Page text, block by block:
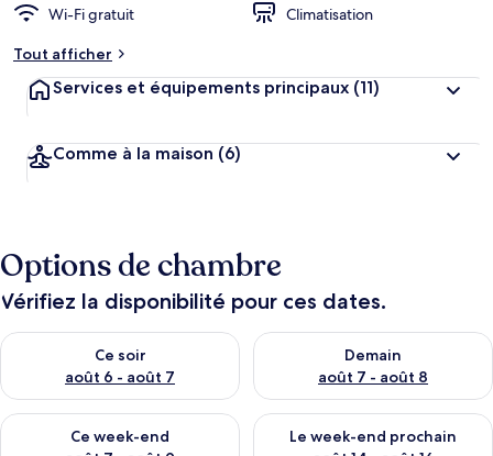
Wi-Fi gratuit
Climatisation
Tout afficher
Services et équipements principaux (11)
Comme à la maison (6)
Options de chambre
Vérifiez la disponibilité pour ces dates.
Ce soir
août 6 - août 7
Vérifier la disponibilité pour ce soir août 6 - août 7
Demain
août 7 - août 8
Vérifier la disponibilité pour
Ce week-end
Vérifier la disponibilité pour ce week-end août 7 - août 9
Le week-end prochain
Vérifier la disponibilité pour